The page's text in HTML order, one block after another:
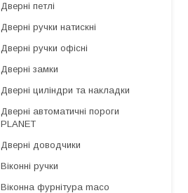
Дверні петлі
Дверні ручки натискні
Дверні ручки офісні
Дверні замки
Дверні циліндри та накладки
Дверні автоматичні пороги
PLANET
Дверні доводчики
Віконні ручки
Віконна фурнітура maco